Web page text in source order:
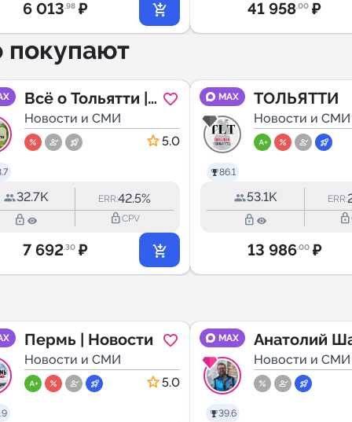
6 013.98 ₽ 41 958.00 ₽
покупают
Всё о Тольятти |
Новости
Новости и СМИ
5.0
32.7K ERR:42.5%
lock_outline lock_outlineCPV
7 692.30 ₽
MAX
86.1
ТОЛЬЯТТИ
Новости и СМИ
53.1K ERR:
lock_outline lock_outline
13 986.00 ₽
Пермь | Новости
Новости и СМИ
5.0
MAX
39.6
Анатолий
Новости и СМИ